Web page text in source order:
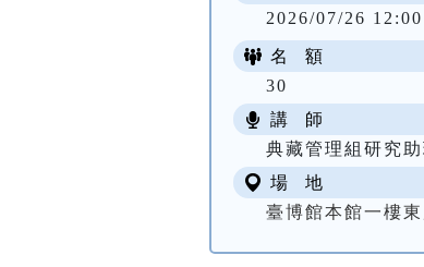
2026/07/26
名 額
30
講 師
典藏管理組研究
場 地
臺博館本館一樓東